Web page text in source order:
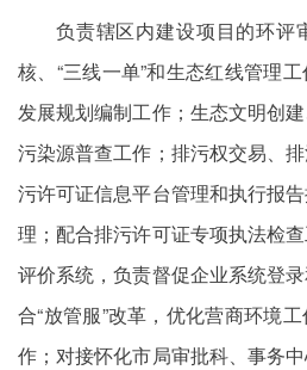
负责辖区内建设项目的环评
核、“三线一单”和生态红线管理
发展规划编制工作；生态文明创建
污染源普查工作；排污权交易、
污许可证信息平台管理和执行报
理；配合排污许可证专项执法检
评价系统，负责督促企业系统登
合“放管服”改革，优化营商环境
作；对接怀化市局审批科、事务